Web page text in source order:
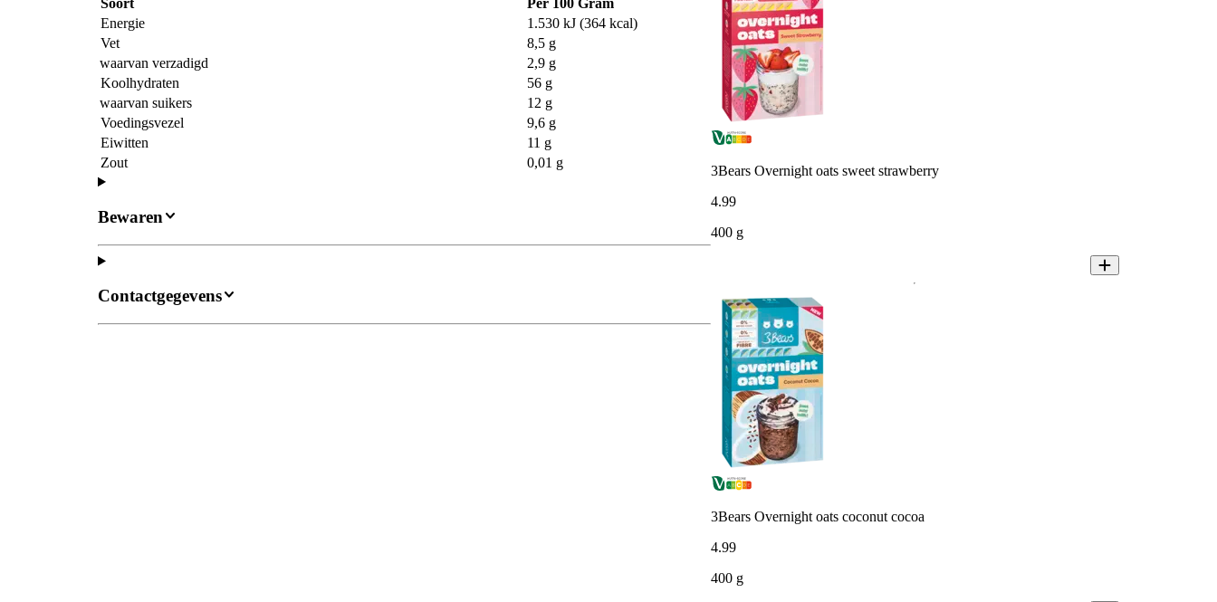
Soort
Per 100 Gram
Energie
1.530 kJ (364 kcal)
Vet
8,5 g
waarvan verzadigd
2,9 g
Koolhydraten
56 g
waarvan suikers
12 g
Voedingsvezel
9,6 g
Eiwitten
11 g
Zout
0,01 g
Bewaren
Contactgegevens
3Bears Overnight oats sweet strawberry
4.99
400 g
3Bears Overnight oats coconut cocoa
4.99
400 g